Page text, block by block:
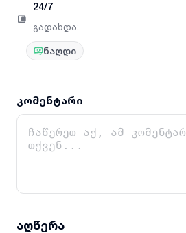
24/7
გადახდა:
ნაღდი
კომენტარი
აღწერა